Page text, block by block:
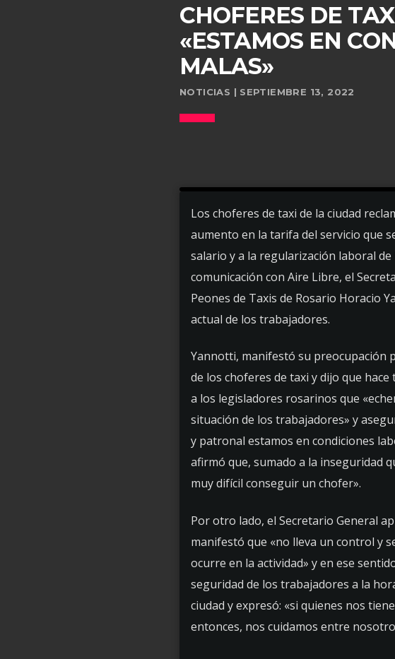
CHOFERES DE
«ESTAMOS EN
MALAS»
NOTICIAS | SEPTIEMBRE 13, 2022
Los choferes de taxi de la ciudad
aumento en la tarifa del servicio que
salario y a la regularización laboral de
comunicación con Aire Libre, el
Peones de Taxis de Rosario Horacio
actual de los trabajadores.
Yannotti, manifestó su preocupación
de los choferes de taxi y dijo que
a los legisladores rosarinos que
situación de los trabajadores» y
y patronal estamos en condiciones
afirmó que, sumado a la inseguridad
muy difícil conseguir un chofer».
Por otro lado, el Secretario General
manifestó que «no lleva un control y
ocurre en la actividad» y en ese
seguridad de los trabajadores a la
ciudad y expresó: «si quienes nos
entonces, nos cuidamos entre